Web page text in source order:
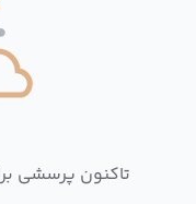
تاکنون پرسشی